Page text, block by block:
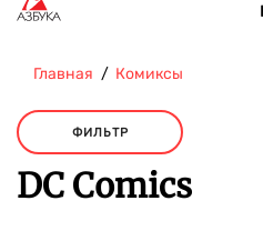
Главная Комиксы
ФИЛЬТР
DC Comics